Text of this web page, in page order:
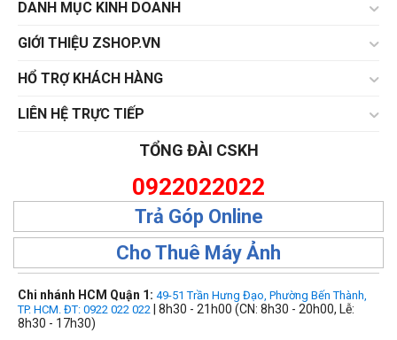
DANH MỤC KINH DOANH
GIỚI THIỆU ZSHOP.VN
HỔ TRỢ KHÁCH HÀNG
LIÊN HỆ TRỰC TIẾP
TỔNG ĐÀI CSKH
0922022022
Trả Góp Online
Cho Thuê Máy Ảnh
Chi nhánh HCM Quận 1: 49-51 Trần Hưng Đạo, Phường Bến Thành,
TP. HCM. ĐT: 0922 022 022 | 8h30 - 21h00 (CN: 8h30 - 20h00, Lễ:
8h30 - 17h30)